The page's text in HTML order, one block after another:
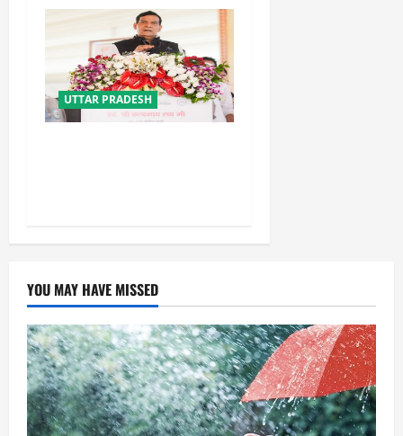
UTTAR PRADESH
YOU MAY HAVE MISSED